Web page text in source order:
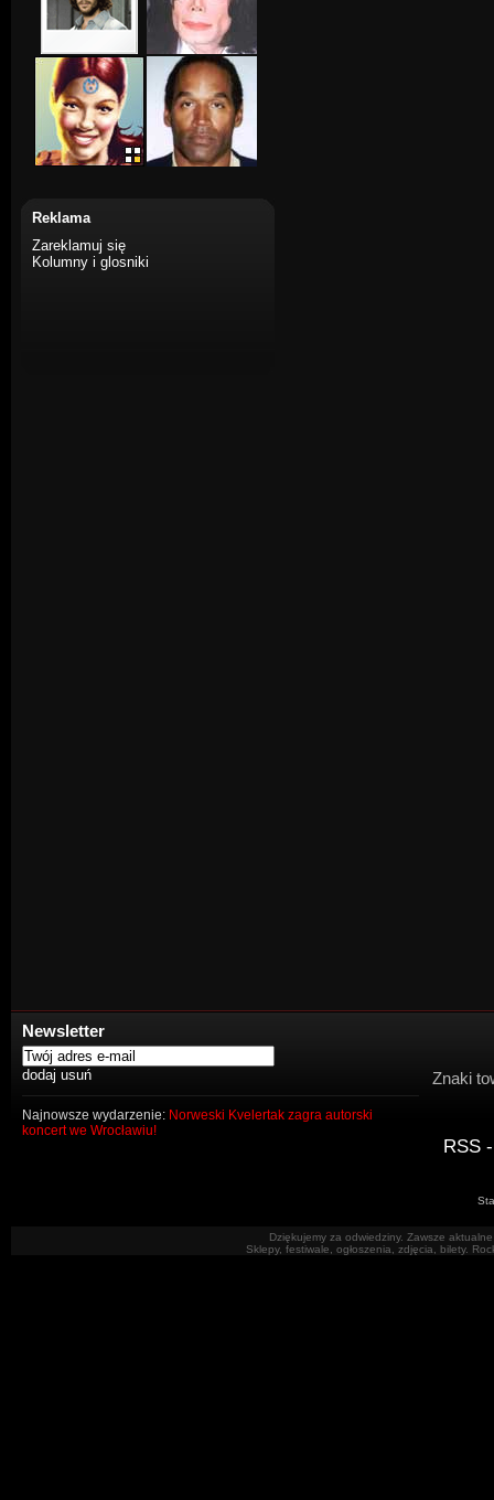
Reklama
Zareklamuj się
Kolumny i glosniki
Newsletter
Najnowsze wydarzenie: Norweski Kvelertak zagra autorski
koncert we Wrocławiu!
Znaki
RSS
Dziękujemy za odwiedziny. Zawsze
Sklepy, festiwale, ogłoszenia, zdjęcia, bilety.